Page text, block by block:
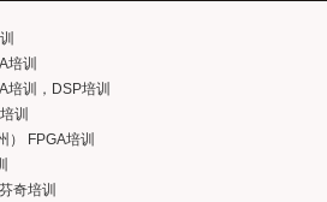
验项目很多，确实学到了东西。受益无穷 啊
相关的项目感觉更加得心应手了，理 论加
是教育行业的财富，听了他们的课，茅塞顿开。
全符合了我公司的要求，达到了我公司培训的
培训
培训，DSP培训
训
） FPGA培训
奇培训